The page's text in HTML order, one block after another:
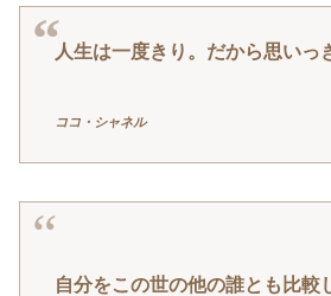
人生は一度きり。 だから思いっ
ココ・シャネル
自分をこの世の他の誰とも比較